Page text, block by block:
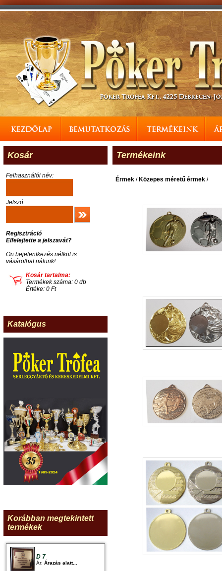
Kosár
Felhasználói név:
Jelszó:
Regisztráció
Elfelejtette a jelszavát?
Ön bejelentkezés nélkül is
vásárolhat nálunk!
Kosár tartalma:
Termékek száma: 0 db
Értéke: 0 Ft
Katalógus
Korábban megtekintett
termékek
D 7
Ár: Árazás alatt...
Termékeink
Érmek / Közepes méretű érmek /